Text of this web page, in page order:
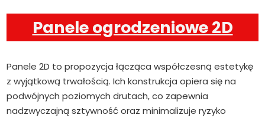
Panele ogrodzeniowe 2D
Panele 2D to propozycja łącząca współczesną estetykę
z wyjątkową trwałością. Ich konstrukcja opiera się na
podwójnych poziomych drutach, co zapewnia
nadzwyczajną sztywność oraz minimalizuje ryzyko